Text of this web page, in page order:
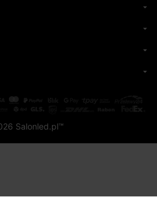
arrow_drop_down
arrow_drop_down
arrow_drop_down
arrow_drop_down
Salonled.pl™